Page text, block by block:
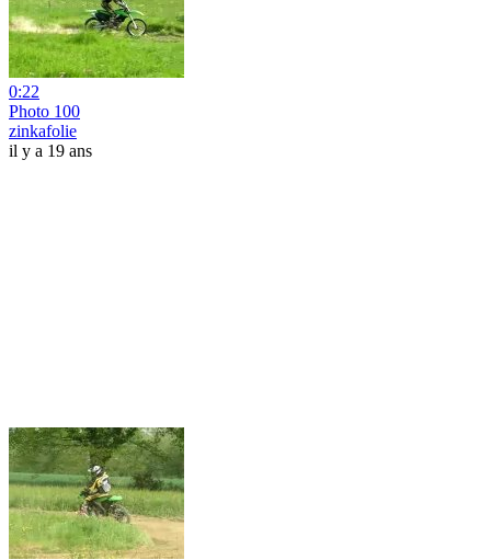
0:22
Photo 100
zinkafolie
il y a 19 ans